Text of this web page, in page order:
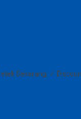
Sekarang. ✓